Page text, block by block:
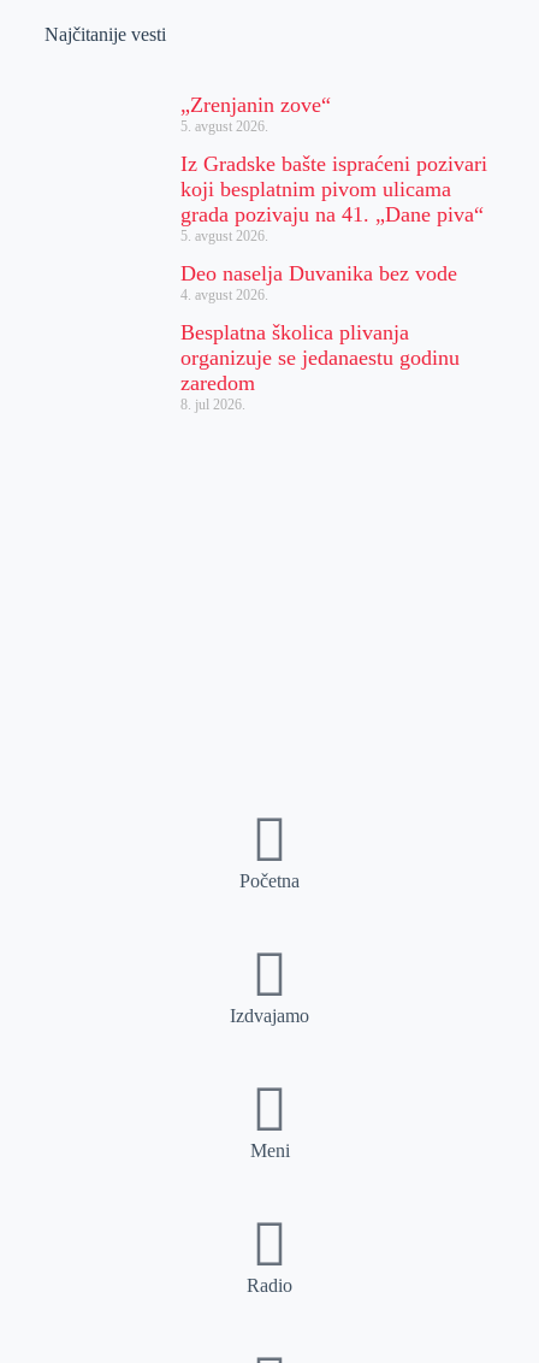
Najčitanije vesti
„Zrenjanin zove“
5. avgust 2026.
Iz Gradske bašte ispraćeni pozivari
koji besplatnim pivom ulicama
grada pozivaju na 41. „Dane piva“
5. avgust 2026.
Deo naselja Duvanika bez vode
4. avgust 2026.
Besplatna školica plivanja
organizuje se jedanaestu godinu
zaredom
8. jul 2026.
Početna
Izdvajamo
Meni
Radio